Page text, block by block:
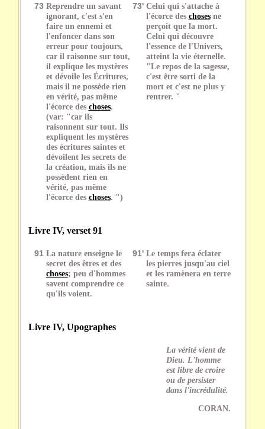
73 Reprendre un savant
ignorant, c'est s'en
faire un ennemi et
l'enfoncer dans son
erreur pour toujours,
car il raisonne sur tout,
il explique les mystères
et dévoile les Écritures,
mais il ne possède rien
en vérité, pas même
l'écorce des choses.
(var: "car ils
raisonnent sur tout. Ils
expliquent les mystères
des écritures saintes et
dévoilent les secrets de
la création, mais ils ne
possèdent rien en
vérité, pas même
l'écorce des choses. ")
73' Celui qui s'attache à
l'écorce des chosesne
perçoit que la mort.
Celui qui découvre
l'essence de l'Univers,
atteint la vie éternelle.
"Le repos de la sagesse,
c'est être sorti de la
mort et c'est ne plus y
rentrer. "
Livre IV, verset 91
91 La nature enseigne le
secret des êtres et des
choses; peu d'hommes
savent comprendre ce
qu'ils voient.
91' Le temps fera éclater
les pierres jusqu'au ciel
et les ramènera en terre
sainte.
Livre IV, Upographes
La vérité vient de
Dieu. L'homme
est libre de croire
ou de persister
dans l'incrédulité.
CORAN.